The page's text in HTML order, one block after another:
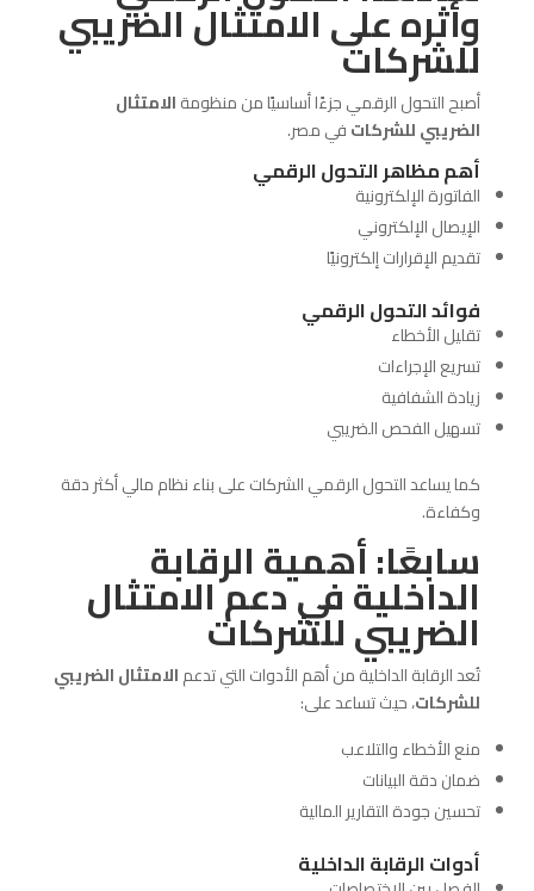
وأثره على الامتثال الضريبي
للشركات
أصبح التحول الرقمي جزءًا أساسيًا من منظومةالامتثال
الضريبي للشركاتفي مصر.
أهم مظاهر التحول الرقمي
الفاتورة الإلكترونية
الإيصال الإلكتروني
تقديم الإقرارات إلكترونيًا
فوائد التحول الرقمي
تقليل الأخطاء
تسريع الإجراءات
زيادة الشفافية
تسهيل الفحص الضريبي
كما يساعد التحول الرقمي الشركات على بناء نظام مالي أكثر دقة
وكفاءة.
سابعًا: أهمية الرقابة
الداخلية في دعم الامتثال
الضريبي للشركات
تُعد الرقابة الداخلية من أهم الأدوات التي تدعمالامتثال الضريبي
للشركات، حيث تساعد على:
منع الأخطاء والتلاعب
ضمان دقة البيانات
تحسين جودة التقارير المالية
أدوات الرقابة الداخلية